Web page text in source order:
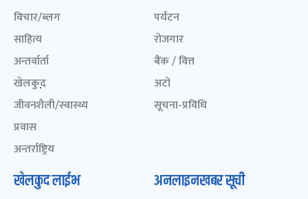
विचार/ब्लग
साहित्य
अन्तर्वार्ता
खेलकुद़़
जीवनशैली/स्वास्थ्य
प्रवास
अन्तर्राष्ट्रिय
पर्यटन
रोजगार
बैंक / वित्त
अटो
सूचना-प्रविधि
खेलकुद लाईभ अनलाइनखबर सूची